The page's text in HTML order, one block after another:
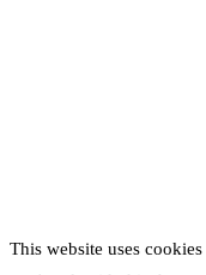
This website uses